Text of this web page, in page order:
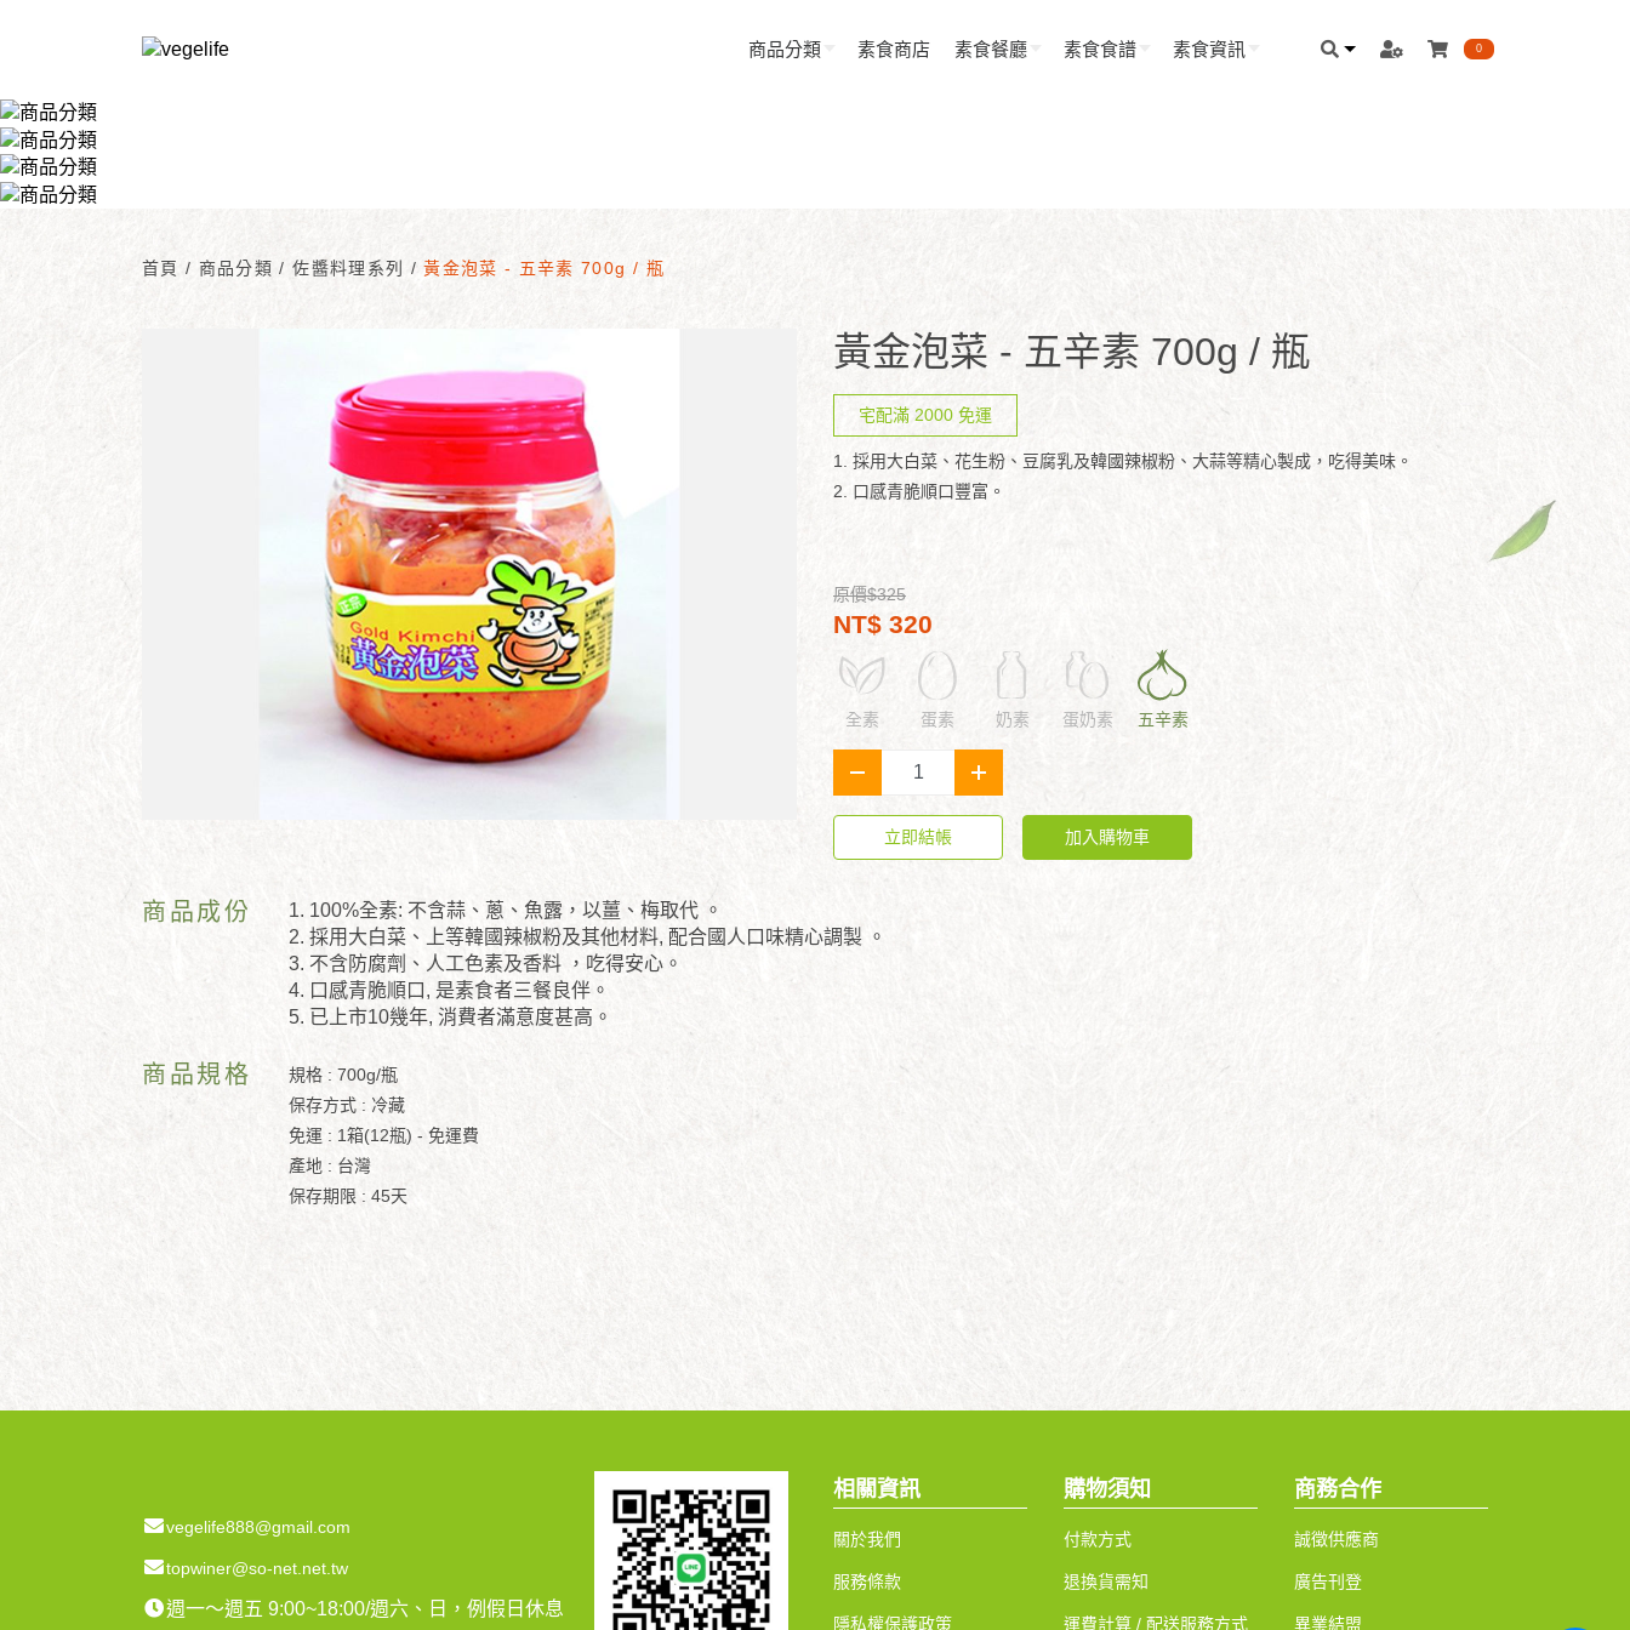
商品分類 素食商店 素食餐廳 素食食譜 素食資訊 0
首頁/ 商品分類/ 佐醬料理系列 / 黃金泡菜 - 五辛素 700g / 瓶
黃金泡菜 - 五辛素 700g / 瓶
宅配滿 2000 免運
1. 採用大白菜、花生粉、豆腐乳及韓國辣椒粉、大蒜等精心製成，吃得美味。
2. 口感青脆順口豐富。
原價$325
NT$ 320
全素 蛋素 奶素 蛋奶素 五辛素
- +
立即結帳 加入購物車
商品成份
1. 100%全素: 不含蒜、蔥、魚露，以薑、梅取代 。
2. 採用大白菜、上等韓國辣椒粉及其他材料, 配合國人口味精心調製 。
3. 不含防腐劑、人工色素及香料 ，吃得安心。
4. 口感青脆順口, 是素食者三餐良伴。
5. 已上市10幾年, 消費者滿意度甚高。
商品規格
規格 : 700g/瓶
保存方式 : 冷藏
免運 : 1箱(12瓶) - 免運費
產地 : 台灣
保存期限 : 45天
vegelife888@gmail.com
topwiner@so-net.net.tw
週一～週五 9:00~18:00/週六、日，例假日休息
相關資訊
關於我們
服務條款
隱私權保護政策
購物須知
付款方式
退換貨需知
運費計算 / 配送服務方式
商務合作
誠徵供應商
廣告刊登
異業結盟